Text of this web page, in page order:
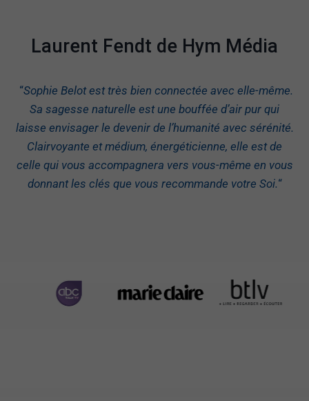
Laurent Fendt de Hym Média
“Sophie Belot est très bien connectée avec elle-même.
Sa sagesse naturelle est une bouffée d’air pur qui
laisse envisager le devenir de l’humanité avec sérénité.
Clairvoyante et médium, énergéticienne, elle est de
celle qui vous accompagnera vers vous-même en vous
donnant les clés que vous recommande votre Soi.“